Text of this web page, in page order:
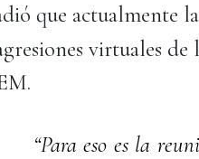
que actualmente
virtuales
“Para eso es la